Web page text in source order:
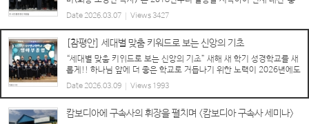
청권을 중심으로 다양한 교단과 교회 배경을 가진 80여 명의 목회자,
신학생, 평신도 리더, 성도들이 참여하...
Date2026.03.07 Views3427
[참평안] 세대별 맞춤 키워드로 보는 신앙의 기초
“세대별 맞춤 키워드로 보는 신앙의 기초” 새해 새 학기 성경학교를 새
롭게!! 하나님 앞에 더 좋은 학교로 거듭나기 위한 노력이 2026년에도
각급 성경학교별로 진행되고 있는 가운데, 이번 호는 영아부, 유치부,
유년부의 운영 방향과 비전을 소개한다. ...
Date2026.03.09 Views 1993
캄보디아에 구속사의 휘장을 펼치며 <캄보디아 구속사 세미나>